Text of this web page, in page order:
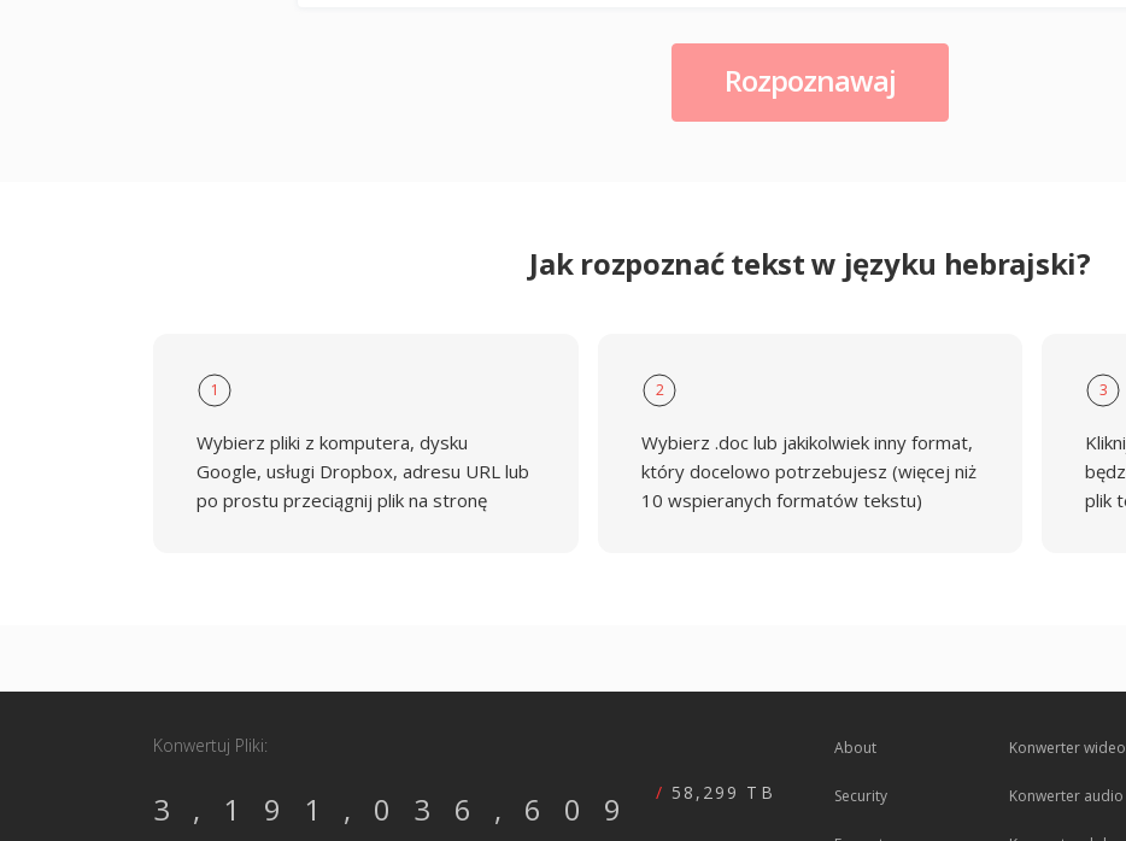
Rozpoznawaj
Jak rozpoznać tekst w języku hebrajski?
1
Wybierz pliki z komputera, dysku
Google, usługi Dropbox, adresu URL lub
po prostu przeciągnij plik na stronę
2
Wybierz .doc lub jakikolwiek inny format,
który docelowo potrzebujesz (więcej niż
10 wspieranych formatów tekstu)
3
plik
Konwertuj Pliki:
3,191,036,609 58,299 TB
About
Security
Konwerter wideo
Konwerter audio